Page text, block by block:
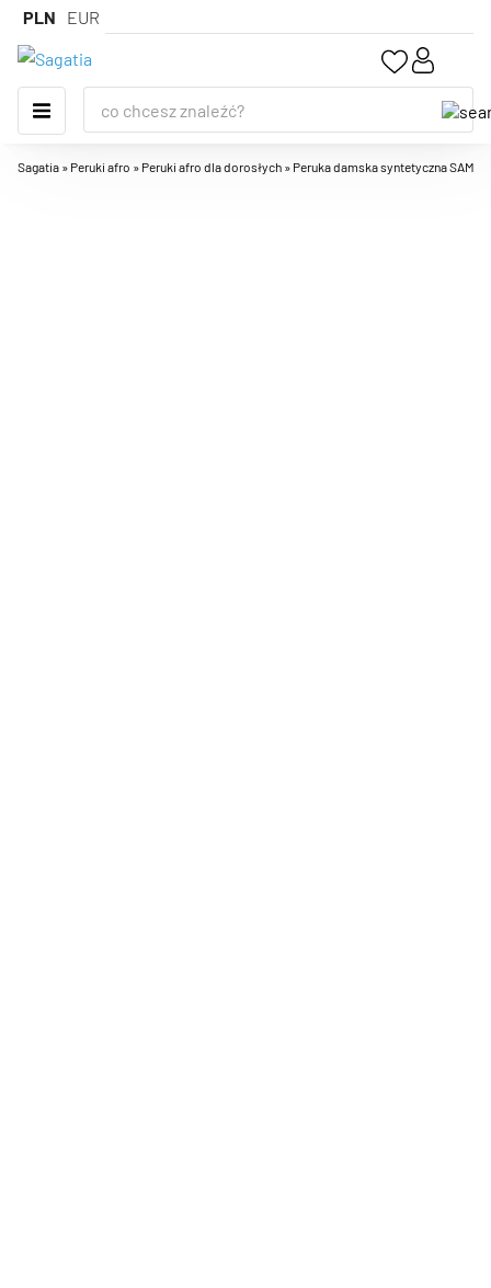
PLN EUR
Sagatia » Peruki afro » Peruki afro dla dorosłych » Peruka damska syntetyczna